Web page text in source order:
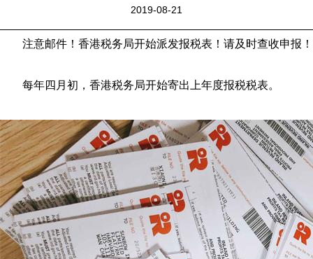
2019-08-21
注意邮件！香港税务局开始派发报税表！请及时查收申报！
每年四月初，香港税务局开始寄出上年度报税税表。